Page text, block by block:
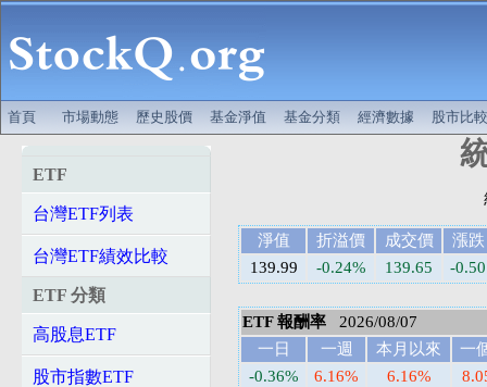
首頁 市場動態 歷史股價 基金淨值 基金分類 經濟數據 股市比較
ETF
台灣ETF列表
台灣ETF績效比較
ETF 分類
高股息ETF
股市指數ETF
淨值 折溢價 成交價
漲跌
139.99
-0.24% 139.65 -0.50
ETF 報酬率 2026/08/07
一日
一週 本月以來
一
-0.36%
6.16% 6.16%